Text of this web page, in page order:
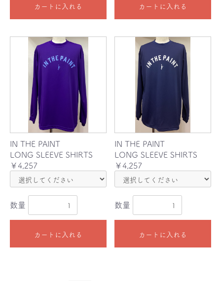
カートに入れる カートに入れる
IN THE PAINT
LONG SLEEVE SHIRTS
￥4,257
数量
カートに入れる
IN THE PAINT
LONG SLEEVE SHIRTS
￥4,257
数量
カートに入れる